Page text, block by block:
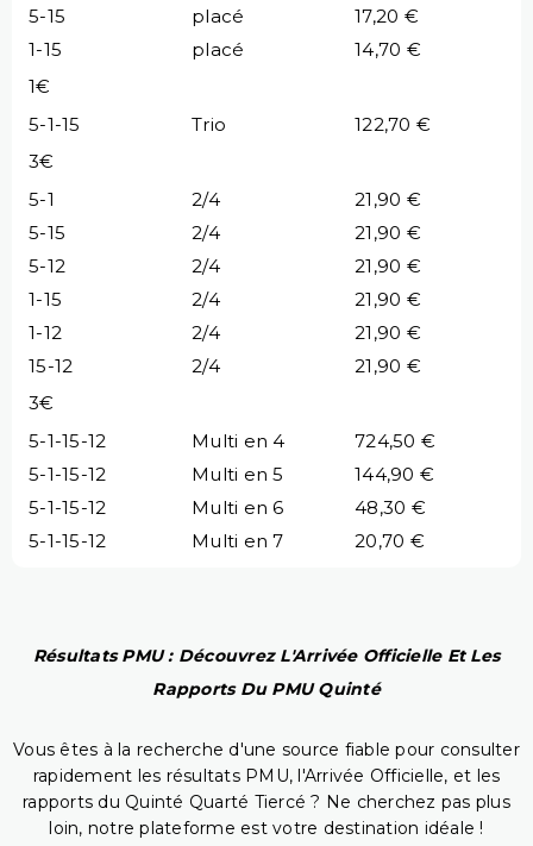
5-15 placé
17,20 €
1-15
placé
14,70 €
1€
5-1-15
Trio
122,70 €
3€
5-1
2/4
21,90 €
5-15
2/4
21,90 €
5-12
2/4
21,90 €
1-15
2/4
21,90 €
1-12
2/4
21,90 €
15-12
2/4
21,90 €
3€
5-1-15-12
Multi en 4
724,50 €
5-1-15-12
Multi en 5
144,90 €
5-1-15-12
Multi en 6
48,30 €
5-1-15-12
Multi en 7 20,70 €
Résultats PMU : Découvrez L'Arrivée Officielle Et Les
Rapports Du PMU Quinté
Vous êtes à la recherche d'une source fiable pour consulter
rapidement les résultats PMU, l'Arrivée Officielle, et les
rapports du Quinté Quarté Tiercé ? Ne cherchez pas plus
loin, notre plateforme est votre destination idéale !